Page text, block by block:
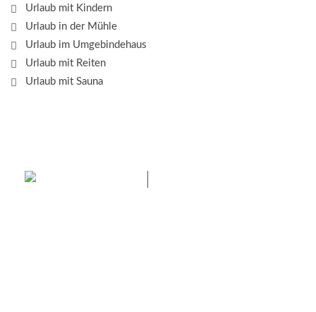
Urlaub mit Kindern
Urlaub in der Mühle
Urlaub im Umgebindehaus
Urlaub mit Reiten
Urlaub mit Sauna